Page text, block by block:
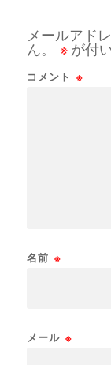
メールアド
ん。
※ が付
コメント ※
名前 ※
メール ※